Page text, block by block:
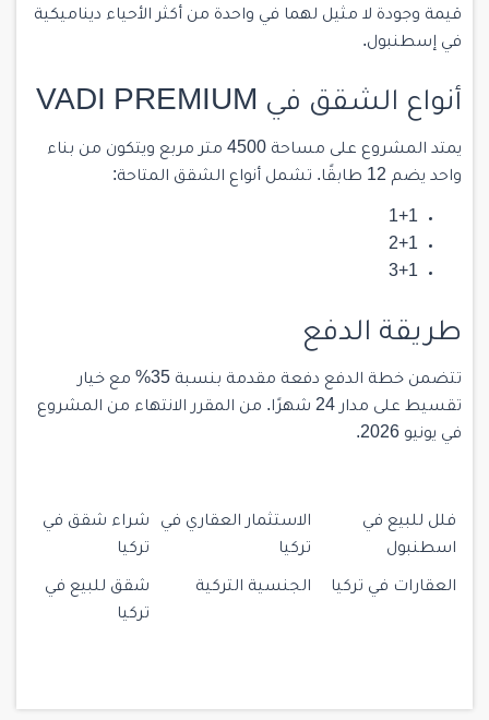
قيمة وجودة لا مثيل لهما في واحدة من أكثر الأحياء ديناميكية
في إسطنبول.
أنواع الشقق في VADI PREMIUM
يمتد المشروع على مساحة 4500 متر مربع ويتكون من بناء
واحد يضم 12 طابقًا. تشمل أنواع الشقق المتاحة:
1+1
2+1
3+1
طريقة الدفع
تتضمن خطة الدفع دفعة مقدمة بنسبة 35% مع خيار
تقسيط على مدار 24 شهرًا. من المقرر الانتهاء من المشروع
في يونيو 2026.
فلل للبيع في
اسطنبول
الاستثمار العقاري في
تركيا
شراء شقق في
تركيا
العقارات في تركيا الجنسية التركية
شقق للبيع في
تركيا